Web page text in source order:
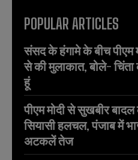
POPULAR ARTICLES
संसद के हंगामे के बीच पीएम
से की मुलाकात, बोले-
हूं
पीएम मोदी से सुखबीर
सियासी हलचल, पंजाब में
अटकलें तेज